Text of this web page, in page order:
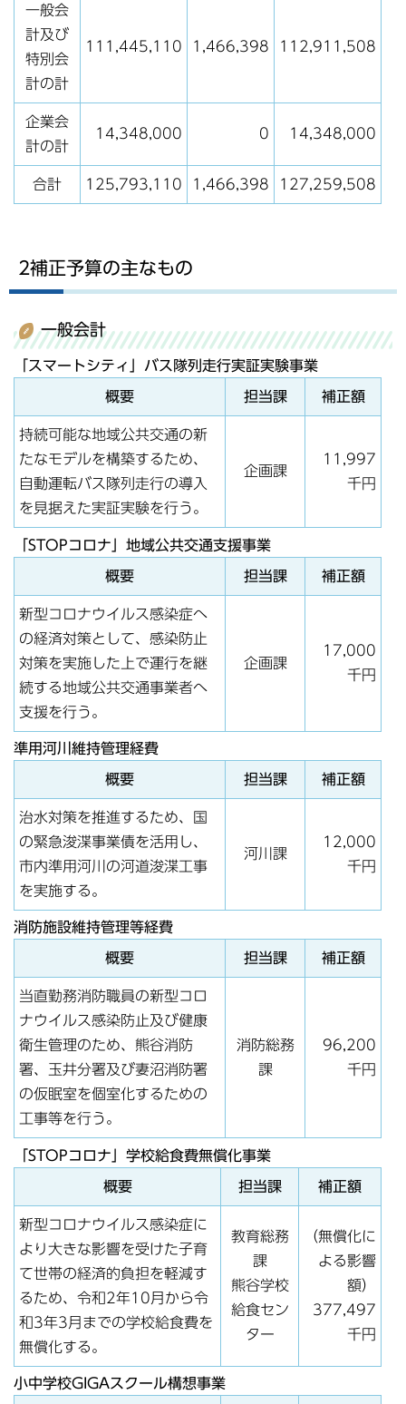
一般会
計及び
特別会
計の計
111,445,110 1,466,398 112,911,508
企業会
計の計
14,348,000 0 14,348,000
合計 125,793,110 1,466,398 127,259,508
2補正予算の主なもの
一般会計
「スマートシティ」バス隊列走行実証実験事業
概要 担当課 補正額
持続可能な地域公共交通の新
たなモデルを構築するため、
自動運転バス隊列走行の導入
を見据えた実証実験を行う。
企画課
11,997
千円
「STOPコロナ」地域公共交通支援事業
概要 担当課 補正額
新型コロナウイルス感染症へ
の経済対策として、感染防止
対策を実施した上で運行を継
続する地域公共交通事業者へ
支援を行う。
企画課
17,000
千円
準用河川維持管理経費
概要 担当課 補正額
治水対策を推進するため、国
の緊急浚渫事業債を活用し、
市内準用河川の河道浚渫工事
を実施する。
河川課
12,000
千円
消防施設維持管理等経費
概要 担当課 補正額
当直勤務消防職員の新型コロ
ナウイルス感染防止及び健康
衛生管理のため、熊谷消防
署、玉井分署及び妻沼消防署
の仮眠室を個室化するための
工事等を行う。
消防総務
課
96,200
千円
「STOPコロナ」学校給食費無償化事業
概要 担当課 補正額
新型コロナウイルス感染症に
より大きな影響を受けた子育
て世帯の経済的負担を軽減す
るため、令和2年10月から令
和3年3月までの学校給食費を
無償化する。
教育総務
課
熊谷学校
給食セン
ター
（無償化に
よる影響
額）
377,497
千円
小中学校GIGAスクール構想事業